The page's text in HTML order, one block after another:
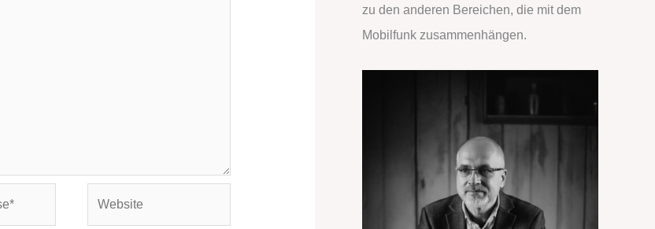
zu den anderen Bereichen, die mit dem
Mobilfunk zusammenhängen.